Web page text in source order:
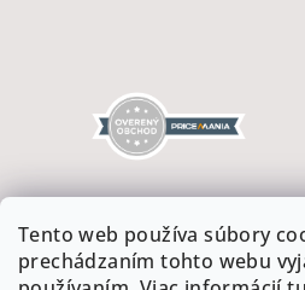
Tento web používa súbory
prechádzaním tohto webu